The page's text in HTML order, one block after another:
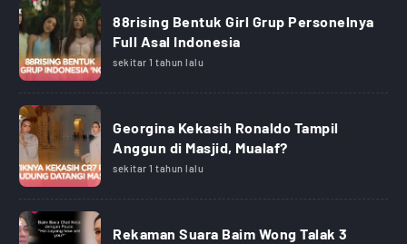
88rising Bentuk Girl Grup Personelnya
Full Asal Indonesia
sekitar 1 tahun lalu
Georgina Kekasih Ronaldo Tampil
Anggun di Masjid, Mualaf?
sekitar 1 tahun lalu
Rekaman Suara Baim Wong Talak 3